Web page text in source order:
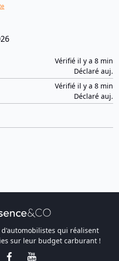
Vérifié il y a 8 min
Déclaré auj.
Vérifié il y a 8 min
Déclaré auj.
qui réalisent
sur leur budget carburant !